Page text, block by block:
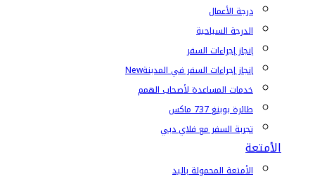
درجة الأعمال
الدرجة السياحية
إنجاز إجراءات السفر
إنجاز إجراءات السفر في المدينةNew
خدمات المساعدة لأصحاب الهمم
طائرة بوينغ 737 ماكس
تجربة السفر مع فلاي دبي
الأمتعة
الأمتعة المحمولة باليد